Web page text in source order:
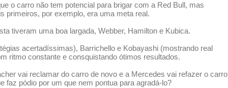
o carro não tem potencial para brigar com a Red Bull, mas
primeiros, por exemplo, era uma meta real.
tiveram uma boa largada, Webber, Hamilton e Kubica.
acertadíssimas), Barrichello e Kobayashi (mostrando real
ritmo constante e consquistando ótimos resultados.
vai reclamar do carro de novo e a Mercedes vai refazer o carro
faz pódio por um que nem pontua para agradá-lo?